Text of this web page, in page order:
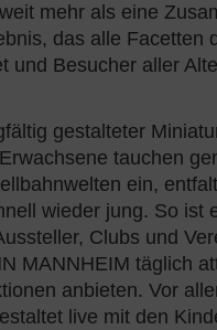
mehr als eine
das alle Facetten
und Besucher aller
gestalteter
tauchen
ein,
wieder jung. So ist
Clubs und
MANNHEIM täglich
anbieten. Vor
live mit den